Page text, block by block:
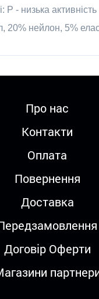
P - низька активність
20% нейлон, 5%
Про нас
Контакти
Оплата
Повернення
Доставка
Договір Оферти